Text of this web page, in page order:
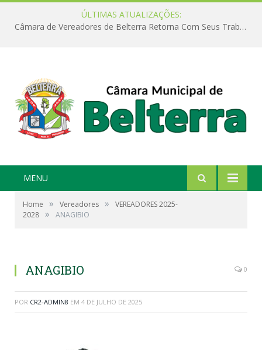
ÚLTIMAS ATUALIZAÇÕES:
Câmara de Vereadores de Belterra Retorna Com Seus Trabalhos Legislativos
MENU
Home » Vereadores »
VEREADORES 2025-
2028 » ANAGIBIO
ANAGIBIO 0
POR CR2-ADMIN8 EM 4 DE JULHO DE 2025